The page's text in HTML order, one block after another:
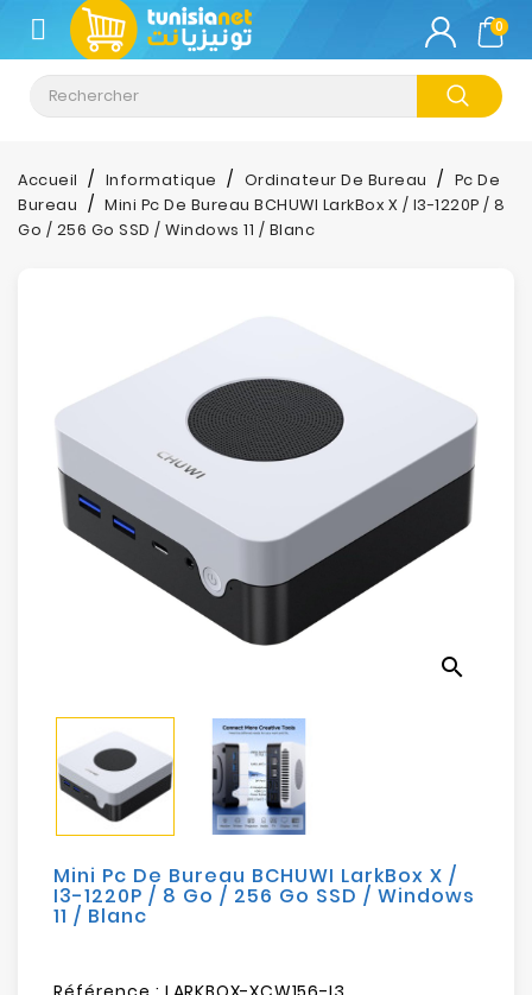
CATÉGORIE
Climatisation
Informatique
Téléphonie
Stockage
Son-
Photos
Electroménager
Sécurité
Mobilités
Loisirs
0
Accueil Informatique Ordinateur De Bureau
Pc De
Bureau
Mini Pc De Bureau BCHUWI LarkBox X / I3-1220P / 8
Go / 256 Go SSD / Windows 11 / Blanc
search
Mini Pc De Bureau BCHUWI LarkBox X /
I3-1220P / 8 Go / 256 Go SSD / Windows
11 / Blanc